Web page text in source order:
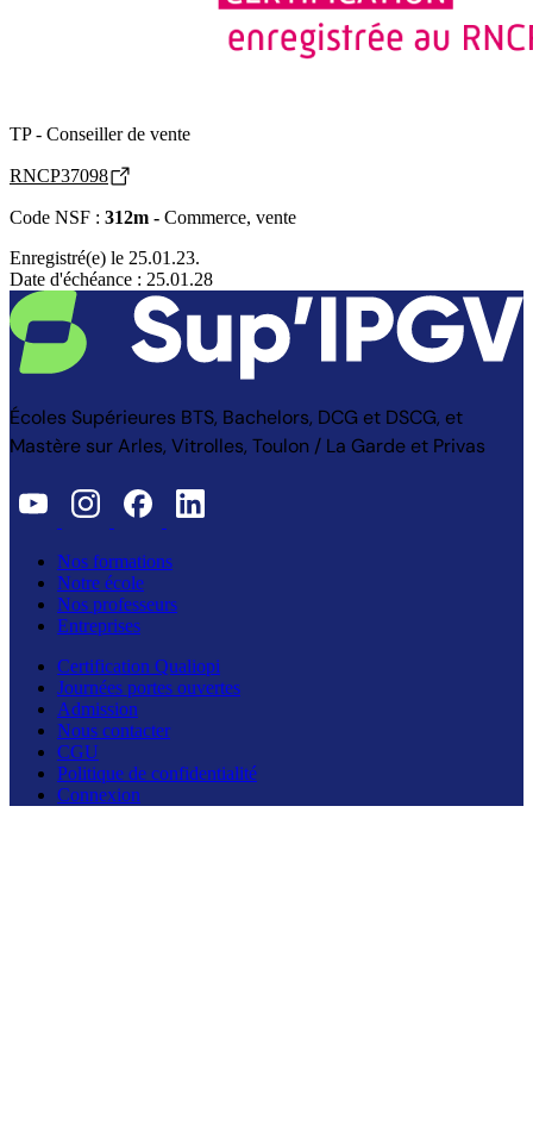
TP - Conseiller de vente
RNCP37098
Code NSF : 312m - Commerce, vente
Enregistré(e) le 25.01.23.
Date d'échéance : 25.01.28
Écoles Supérieures BTS, Bachelors, DCG et DSCG, et
Mastère sur Arles, Vitrolles, Toulon / La Garde et Privas
Nos formations
Notre école
Nos professeurs
Entreprises
Certification Qualiopi
Journées portes ouvertes
Admission
Nous contacter
CGU
Politique de confidentialité
Connexion